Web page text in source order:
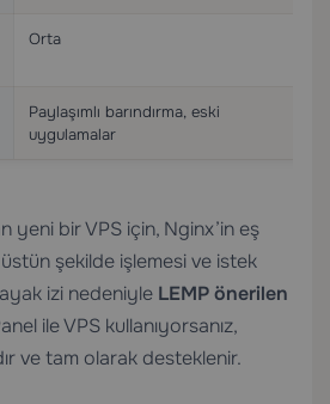
Orta
Paylaşımlı barındırma, eski
uygulamalar
yeni bir VPS için, Nginx’in eş
üstün şekilde işlemesi ve istek
izi nedeniyle LEMP önerilen
ile VPS kullanıyorsanız,
ve tam olarak desteklenir.